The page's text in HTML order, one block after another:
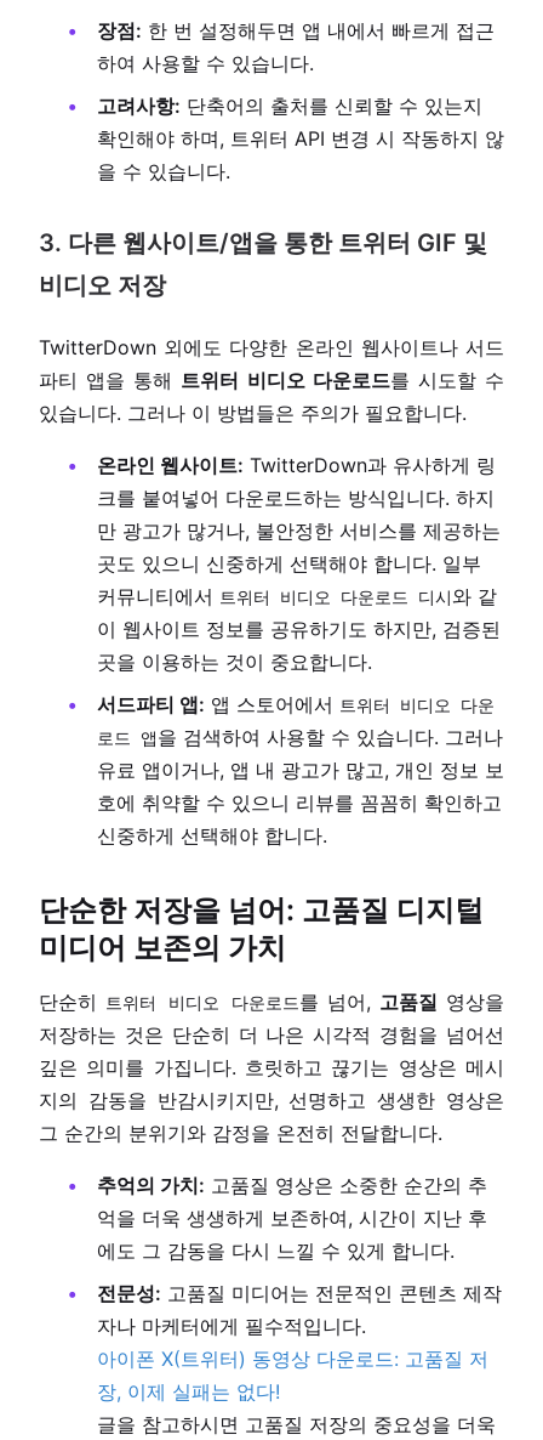
장점: 한 번 설정해두면 앱 내에서 빠르게 접근
하여 사용할 수 있습니다.
고려사항: 단축어의 출처를 신뢰할 수 있는지
확인해야 하며, 트위터 API 변경 시 작동하지 않
을 수 있습니다.
3. 다른 웹사이트/앱을 통한 트위터 GIF 및
비디오 저장
TwitterDown 외에도 다양한 온라인 웹사이트나 서드
파티 앱을 통해 트위터 비디오 다운로드를 시도할 수
있습니다. 그러나 이 방법들은 주의가 필요합니다.
온라인 웹사이트: TwitterDown과 유사하게 링
크를 붙여넣어 다운로드하는 방식입니다. 하지
만 광고가 많거나, 불안정한 서비스를 제공하는
곳도 있으니 신중하게 선택해야 합니다. 일부
커뮤니티에서 트위터 비디오 다운로드 디시와 같
이 웹사이트 정보를 공유하기도 하지만, 검증된
곳을 이용하는 것이 중요합니다.
서드파티 앱: 앱 스토어에서 트위터 비디오 다운
로드 앱을 검색하여 사용할 수 있습니다. 그러나
유료 앱이거나, 앱 내 광고가 많고, 개인 정보 보
호에 취약할 수 있으니 리뷰를 꼼꼼히 확인하고
신중하게 선택해야 합니다.
단순한 저장을 넘어: 고품질 디지털
미디어 보존의 가치
단순히 트위터 비디오 다운로드를 넘어, 고품질 영상을
저장하는 것은 단순히 더 나은 시각적 경험을 넘어선
깊은 의미를 가집니다. 흐릿하고 끊기는 영상은 메시
지의 감동을 반감시키지만, 선명하고 생생한 영상은
그 순간의 분위기와 감정을 온전히 전달합니다.
추억의 가치: 고품질 영상은 소중한 순간의 추
억을 더욱 생생하게 보존하여, 시간이 지난 후
에도 그 감동을 다시 느낄 수 있게 합니다.
전문성: 고품질 미디어는 전문적인 콘텐츠 제작
자나 마케터에게 필수적입니다.
아이폰 X(트위터) 동영상 다운로드: 고품질 저
장, 이제 실패는 없다!
글을 참고하시면 고품질 저장의 중요성을 더욱